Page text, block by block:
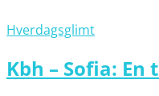
Hverdagsglimt
Kbh – Sofia: